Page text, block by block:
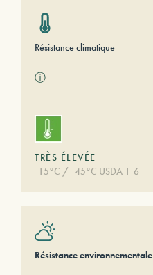
Résistance climatique
ⓘ
TRÈS ÉLEVÉE
-15°C / -45°C USDA 1-6
Résistance environnementale